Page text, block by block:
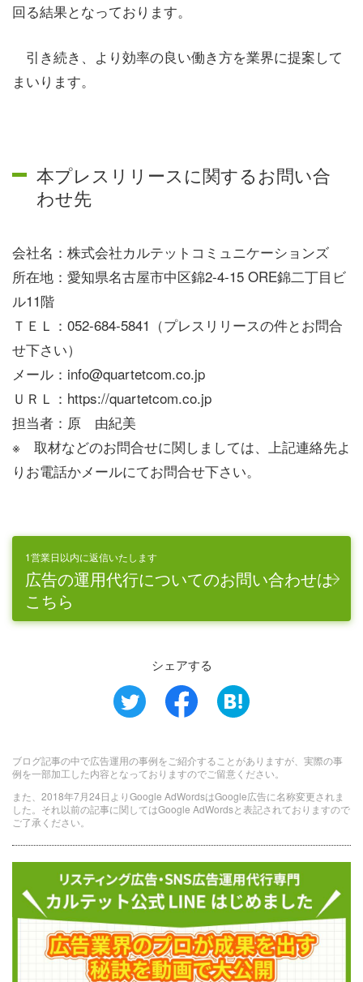
回る結果となっております。
引き続き、より効率の良い働き方を業界に提案して
まいります。
本プレスリリースに関するお問い合
わせ先
会社名：株式会社カルテットコミュニケーションズ
所在地： 愛知県名古屋市中区錦2-4-15 ORE錦二丁目ビ
ル11階
ＴＥＬ：052-684-5841（プレスリリースの件とお問合
せ下さい）
メール：info@quartetcom.co.jp
ＵＲＬ：https://quartetcom.co.jp
担当者：原 由紀美
※ 取材などのお問合せに関しましては、上記連絡先よ
りお電話かメールにてお問合せ下さい。
1営業日以内に返信いたします
広告の運用代行についてのお問い合わせは
こちら
シェアする
ブログ記事の中で広告運用の事例をご紹介することがありますが、実際の事
例を一部加工した内容となっておりますのでご留意ください。
また、2018年7月24日よりGoogle AdWordsはGoogle広告に名称変更されま
した。それ以前の記事に関してはGoogle AdWordsと表記されておりますので
ご了承ください。